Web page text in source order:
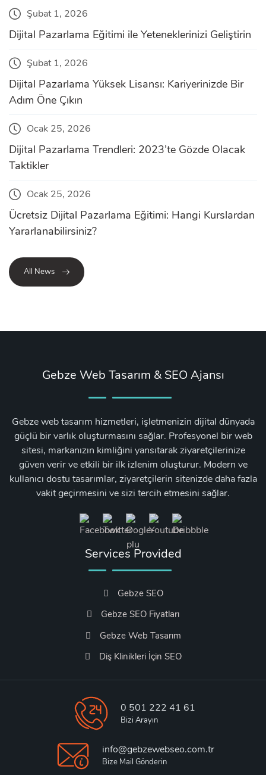
Şubat 1, 2026
Dijital Pazarlama Eğitimi ile Yeteneklerinizi Geliştirin
Şubat 1, 2026
Dijital Pazarlama Yüksek Lisansı: Kariyerinizde Bir
Adım Öne Çıkın
Ocak 25, 2026
Dijital Pazarlama Trendleri: 2023’te Gözde Olacak
Taktikler
Ocak 25, 2026
Ücretsiz Dijital Pazarlama Eğitimi: Hangi Kurslardan
Yararlanabilirsiniz?
All News
Gebze Web Tasarım & SEO Ajansı
Gebze web tasarım hizmetleri, işletmenizin dijital dünyada
güçlü bir varlık oluşturmasını sağlar. Profesyonel bir web
sitesi, markanızın kimliğini yansıtarak ziyaretçilerinize
güven verir ve etkili bir ilk izlenim oluşturur. Modern ve
kullanıcı dostu tasarımlar, ziyaretçilerin sitenizde daha fazla
vakit geçirmesini ve sizi tercih etmesini sağlar.
Services Provided
Gebze SEO
Gebze SEO Fiyatları
Gebze Web Tasarım
Diş Klinikleri İçin SEO
0 501 222 41 61
Bizi Arayın
info@gebzewebseo.com.tr
Bize Mail Gönderin